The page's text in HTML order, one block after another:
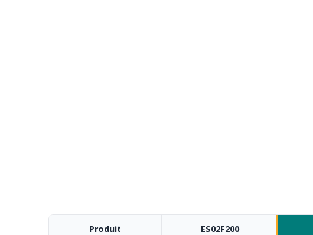
Produit ES02F200